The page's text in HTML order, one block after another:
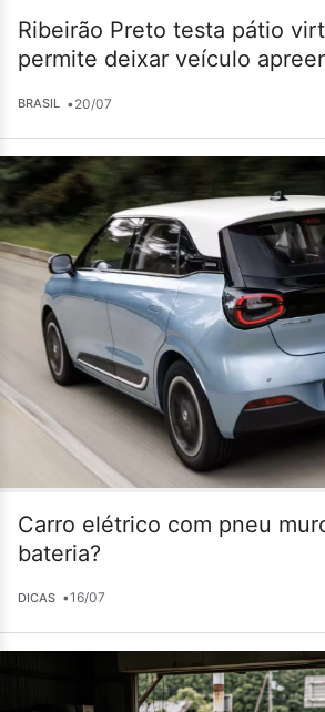
Ribeirão Preto testa pátio
permite deixar veículo
BRASIL •20/07
Carro elétrico com pneu
bateria?
DICAS •16/07